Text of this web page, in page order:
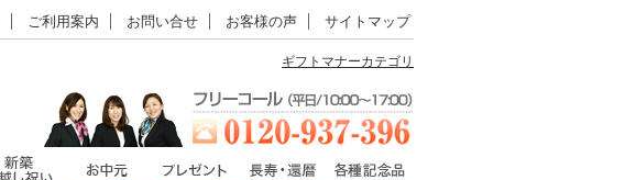
ご利用案内 お問い合せ お客様の声 サイトマップ
ギフトマナーカテゴリ